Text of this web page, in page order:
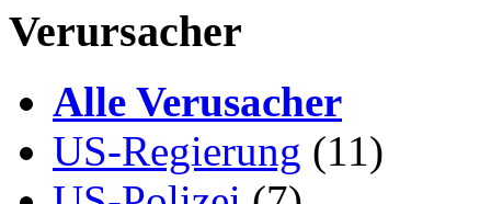
Verursacher
Alle Verusacher
US-Regierung (11)